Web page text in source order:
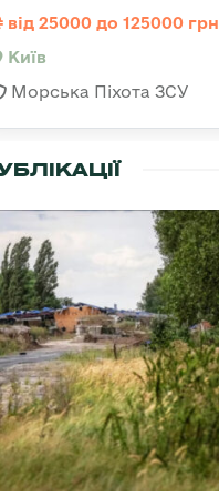
від 25000 до 125000 грн
Київ
Морська Піхота ЗСУ